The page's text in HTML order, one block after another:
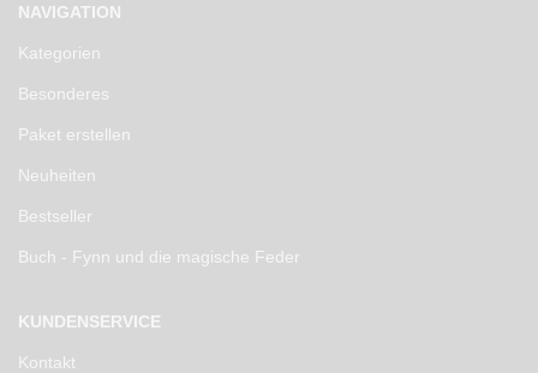
NAVIGATION
Kategorien
Besonderes
Paket erstellen
Neuheiten
Bestseller
Buch - Fynn und die magische Feder
KUNDENSERVICE
Kontakt